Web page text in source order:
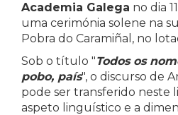
Academia Galega no dia
uma cerimónia solene na
Pobra do Caramiñal, no
Sob o título "Todos os
pobo, país", o discurso de
pode ser transferido neste
aspeto linguístico e a